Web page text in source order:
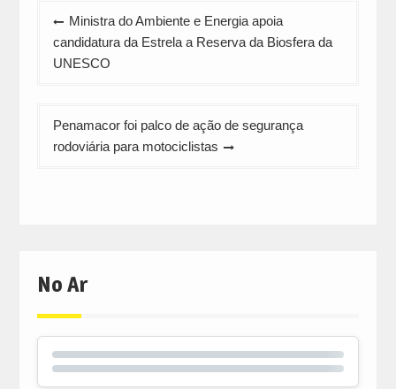
Navegação
de
artigos
Ministra do Ambiente e Energia apoia
candidatura da Estrela a Reserva da Biosfera da
UNESCO
Penamacor foi palco de ação de segurança
rodoviária para motociclistas
No Ar